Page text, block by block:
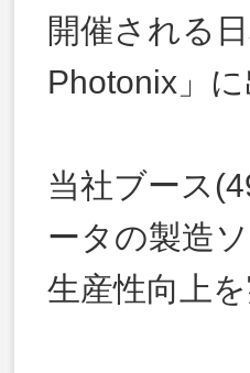
開催される
Photonix」
当社ブース
ータの製造
生産性向上